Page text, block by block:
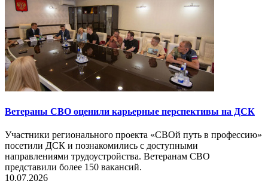
Ветераны СВО оценили карьерные перспективы на ДСК
Участники регионального проекта «СВОй путь в профессию»
посетили ДСК и познакомились с доступными
направлениями трудоустройства. Ветеранам СВО
представили более 150 вакансий.
10.07.2026